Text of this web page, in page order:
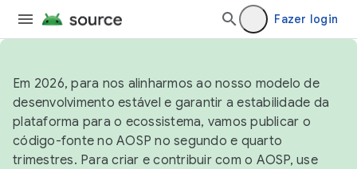
Fazer login
Em 2026, para nos alinharmos ao nosso modelo de
desenvolvimento estável e garantir a estabilidade da
plataforma para o ecossistema, vamos publicar o
código-fonte no AOSP no segundo e quarto
trimestres. Para criar e contribuir com o AOSP, use